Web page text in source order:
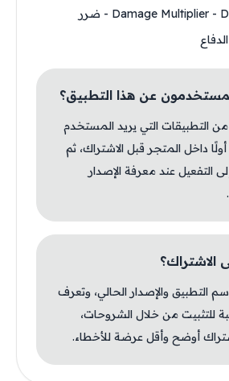
- Damage Multiplier - Defense Multiplier - ضرر
عن هذا التطبيق؟
لأن DarkTower من التطبيقات التي يريد المستخدم
داخل المتجر قبل الاشتراك، ثم
التفعيل عند معرفة الإصدار
الاشتراك؟
التطبيق والإصدار الحالي، وتعرف
للتثبيت من خلال الشروحات،
أوضح وأقل عرضة للأخطاء.